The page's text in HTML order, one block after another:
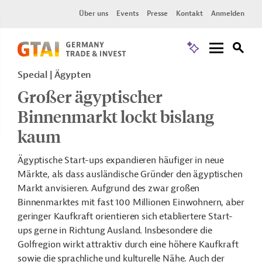
Über uns Events Presse Kontakt Anmelden
Special Ägypten
Großer ägyptischer
Binnenmarkt lockt bislang
kaum
Ägyptische Start-ups expandieren häufiger in neue
Märkte, als dass ausländische Gründer den ägyptischen
Markt anvisieren. Aufgrund des zwar großen
Binnenmarktes mit fast 100 Millionen Einwohnern, aber
geringer Kaufkraft orientieren sich etabliertere Start-
ups gerne in Richtung Ausland. Insbesondere die
Golfregion wirkt attraktiv durch eine höhere Kaufkraft
sowie die sprachliche und kulturelle Nähe. Auch der